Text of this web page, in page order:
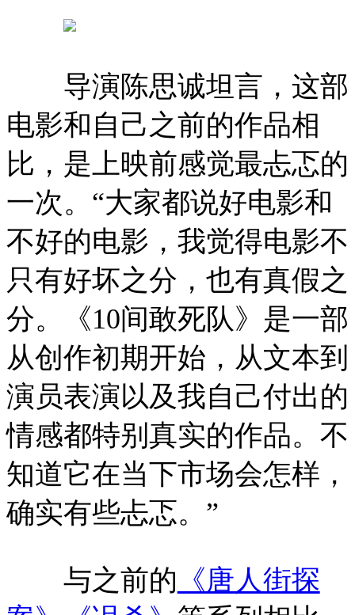
导演陈思诚坦言，这部
电影和自己之前的作品相
比，是上映前感觉最忐忑的
一次。“大家都说好电影和
不好的电影，我觉得电影不
只有好坏之分，也有真假之
分。《10间敢死队》是一部
从创作初期开始，从文本到
演员表演以及我自己付出的
情感都特别真实的作品。不
知道它在当下市场会怎样，
确实有些忐忑。”
与之前的 《唐人街探